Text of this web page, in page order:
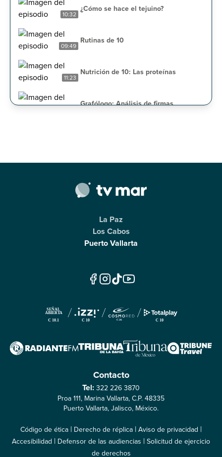
10:32
¿Cómo se hace el tejuino?
09:49
Rutinas de 10
11:23
Nutrición de 10: Las proteínas
Grafólogo: Análisis de firmas
Pregúntale al Lic: Derecho al nombre
Sin pelos en la lengua: Inseguridades
en el sexo
La Paz
Los Cabos
Puerto Vallarta
Contacto
Tel:322 226 3870
Proa 111, Marina Vallarta, C.P. 48335
Puerto Vallarta, Jalisco, México.
Código de ética | Derecho de réplica |Aviso de privacidad |
Accesibilidad | Defensor de las audiencias |Solicitud de ejercicio
de derechos